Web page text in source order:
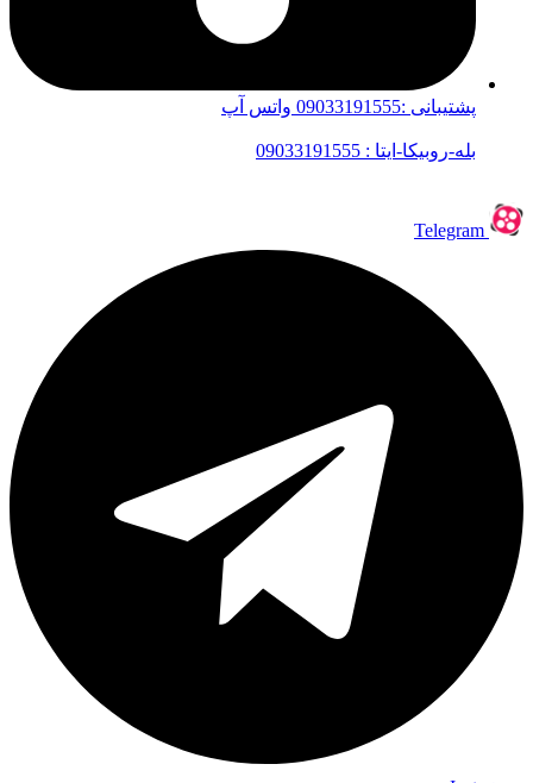
پشتیبانی :09033191555 واتس آپ
بله-روبیکا-ایتا : 09033191555
Telegram